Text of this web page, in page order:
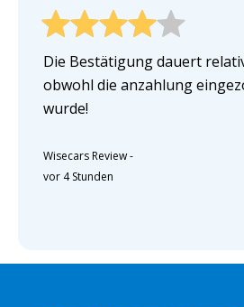
Die Bestätigung dauert
obwohl die anzahlung
wurde!
Wisecars Review-
vor 4 Stunden